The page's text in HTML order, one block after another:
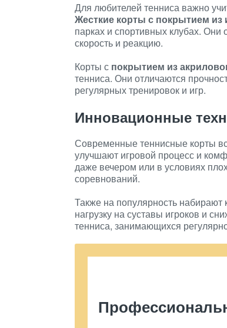
Для любителей тенниса важно
Жесткие корты с покрытием из
парках и спортивных клубах. Они
скорость и реакцию.
Корты с покрытием из
тенниса. Они отличаются
регулярных тренировок и игр.
Инновационные
Современные теннисные корты
улучшают игровой процесс и
даже вечером или в условиях
соревнований.
Также на популярность набирают
нагрузку на суставы игроков и
тенниса, занимающихся